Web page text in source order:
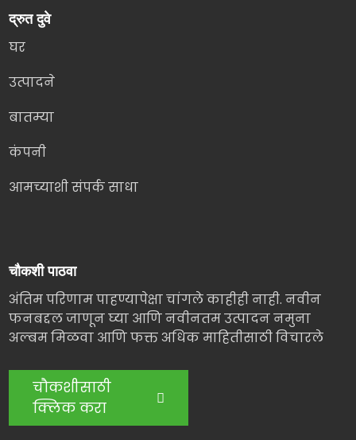
द्रुत दुवे
घर
उत्पादने
बातम्या
कंपनी
आमच्याशी संपर्क साधा
चौकशी पाठवा
अंतिम परिणाम पाहण्यापेक्षा चांगले काहीही नाही. नवीन
फनबद्दल जाणून घ्या आणि नवीनतम उत्पादन नमुना
अल्बम मिळवा आणि फक्त अधिक माहितीसाठी विचारले
चौकशीसाठी
क्लिक करा